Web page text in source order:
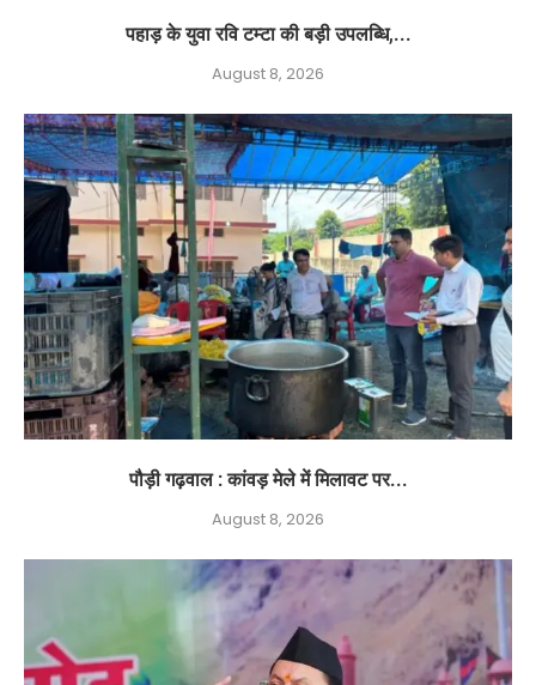
पहाड़ के युवा रवि टम्टा की बड़ी उपलब्धि,...
August 8, 2026
पौड़ी गढ़वाल : कांवड़ मेले में मिलावट पर...
August 8, 2026